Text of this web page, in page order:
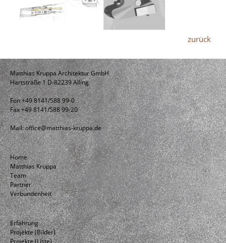
zurück
Matthias Kruppa Architektur GmbH
Hartstraße 1 D-82239 Alling
Fon +49 8141/588 99-0
Fax +49 8141/588 99-20
Mail:office@matthias-kruppa.de
Home
Matthias Kruppa
Team
Partner
Verbundenheit
Erfahrung
Projekte (Bilder)